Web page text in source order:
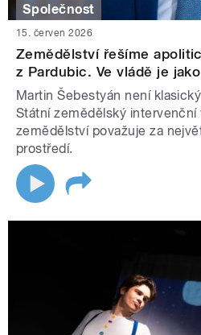
Společnost
15. červen 2026
Zemědělství řešíme
z Pardubic. Ve vládě je
Martin Šebestyán není
Státní zemědělský intervenční
zemědělství považuje za
prostředí.